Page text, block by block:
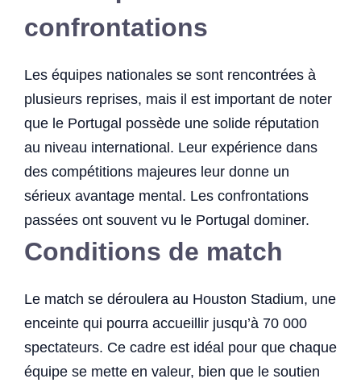
confrontations
Les équipes nationales se sont rencontrées à
plusieurs reprises, mais il est important de noter
que le Portugal possède une solide réputation
au niveau international. Leur expérience dans
des compétitions majeures leur donne un
sérieux avantage mental. Les confrontations
passées ont souvent vu le Portugal dominer.
Conditions de match
Le match se déroulera au Houston Stadium, une
enceinte qui pourra accueillir jusqu’à 70 000
spectateurs. Ce cadre est idéal pour que chaque
équipe se mette en valeur, bien que le soutien